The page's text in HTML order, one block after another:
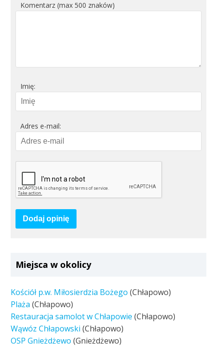
Komentarz (max 500 znaków)
Imię:
Adres e-mail:
Dodaj opinię
Miejsca w okolicy
Kościół p.w. Miłosierdzia Bożego (Chłapowo)
Plaża (Chłapowo)
Restauracja samolot w Chłapowie (Chłapowo)
Wąwóz Chłapowski (Chłapowo)
OSP Gnieżdżewo (Gnieżdżewo)